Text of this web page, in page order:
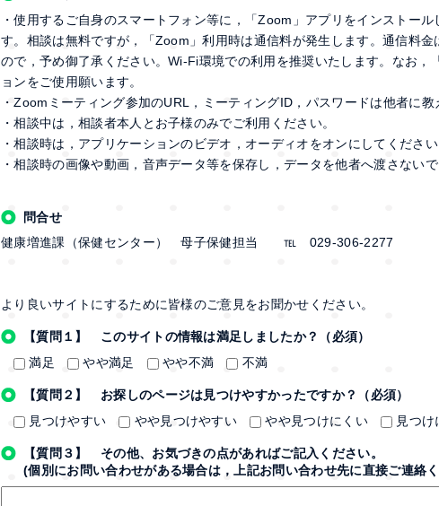
・使用するご自身のスマートフォン等に，「Zoom」アプリをインストール
す。相談は無料ですが，「Zoom」利用時は通信料が発生します。通信料金
ので，予め御了承ください。Wi-Fi環境での利用を推奨いたします。なお，
ョンをご使用願います。
・Zoomミーティング参加のURL，ミーティングID，パスワードは他者に教
・相談中は，相談者本人とお子様のみでご利用ください。
・相談時は，アプリケーションのビデオ，オーディオをオンにしてください
・相談時の画像や動画，音声データ等を保存し，データを他者へ渡さないで
問合せ
健康増進課（保健センター） 母子保健担当 ℡ 029-306-2277
より良いサイトにするために皆様のご意見をお聞かせください。
【質問１】 このサイトの情報は満足しましたか？（必須）
満足
やや満足 やや不満 不満
【質問２】 お探しのページは見つけやすかったですか？（必須）
見つけやすい
やや見つけやすい やや見つけにくい 見つけ
【質問３】 その他、お気づきの点があればご記入ください。
(個別にお問い合わせがある場合は，上記お問い合わせ先に直接ご連絡